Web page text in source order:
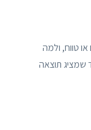
טווח, ולמה
שמציג תוצאה